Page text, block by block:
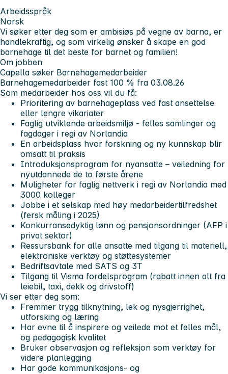
Arbeidsspråk
Norsk
Vi søker etter deg som er ambisiøs på vegne av barna, er
handlekraftig, og som virkelig ønsker å skape en god
barnehage til det beste for barnet og familien!
Om jobben
Capella søker Barnehagemedarbeider
Barnehagemedarbeider fast 100 % fra 03.08.26
Som medarbeider hos oss vil du få:
Prioritering av barnehageplass ved fast ansettelse
eller lengre vikariater
Faglig utviklende arbeidsmiljø - felles samlinger og
fagdager i regi av Norlandia
En arbeidsplass hvor forskning og ny kunnskap blir
omsatt til praksis
Introduksjonsprogram for nyansatte – veiledning for
nyutdannede de to første årene
Muligheter for faglig nettverk i regi av Norlandia med
3000 kolleger
Jobbe i et selskap med høy medarbeidertilfredshet
(fersk måling i 2025)
Konkurransedyktig lønn og pensjonsordninger (AFP i
privat sektor)
Ressursbank for alle ansatte med tilgang til materiell,
elektroniske verktøy og støttesystemer
Bedriftsavtale med SATS og 3T
Tilgang til Visma fordelsprogram (rabatt innen alt fra
leiebil, taxi, dekk og drivstoff)
Vi ser etter deg som:
Fremmer trygg tilknytning, lek og nysgjerrighet,
utforsking og læring
Har evne til å inspirere og veilede mot et felles mål,
og pedagogisk kvalitet
Bruker observasjon og refleksjon som verktøy for
videre planlegging
Har gode kommunikasjons- og